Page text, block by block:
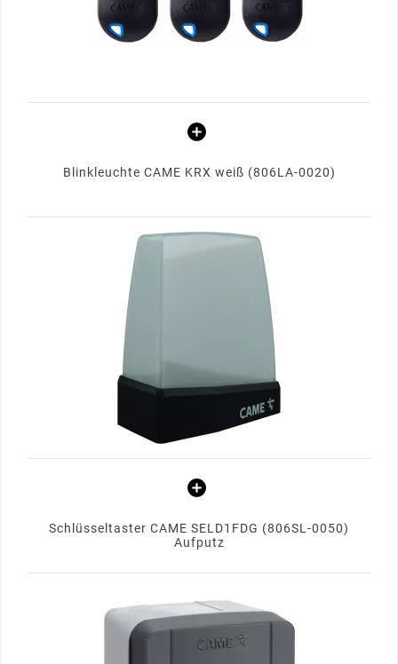
Blinkleuchte CAME KRX weiß (806LA-0020)
Schlüsseltaster CAME SELD1FDG (806SL-0050)
Aufputz